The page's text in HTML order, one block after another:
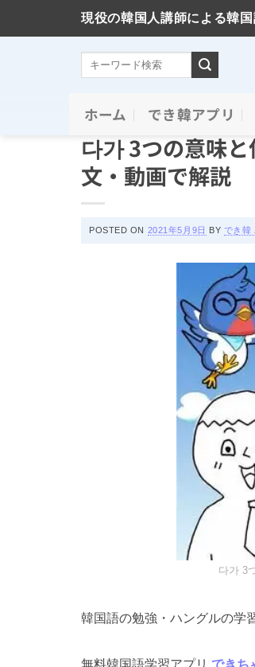
現役の韓国人講師による韓
ホーム でき韓アプリ
必須文法と表現
다가 3つの意味
文・動画で解説
POSTED ON 2021年5月9日 BY でき韓
다가 3
韓国語の勉強・ハングルの学